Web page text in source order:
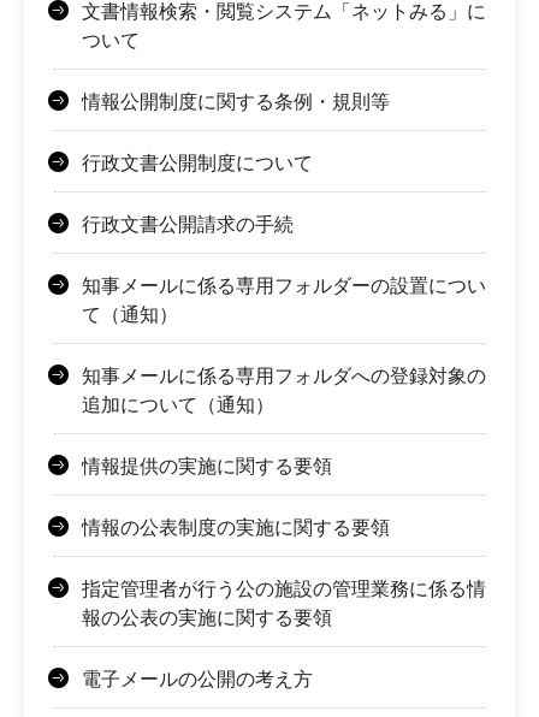
文書情報検索・閲覧システム「ネットみる」に
ついて
情報公開制度に関する条例・規則等
行政文書公開制度について
行政文書公開請求の手続
知事メールに係る専用フォルダーの設置につい
て（通知）
知事メールに係る専用フォルダへの登録対象の
追加について（通知）
情報提供の実施に関する要領
情報の公表制度の実施に関する要領
指定管理者が行う公の施設の管理業務に係る情
報の公表の実施に関する要領
電子メールの公開の考え方